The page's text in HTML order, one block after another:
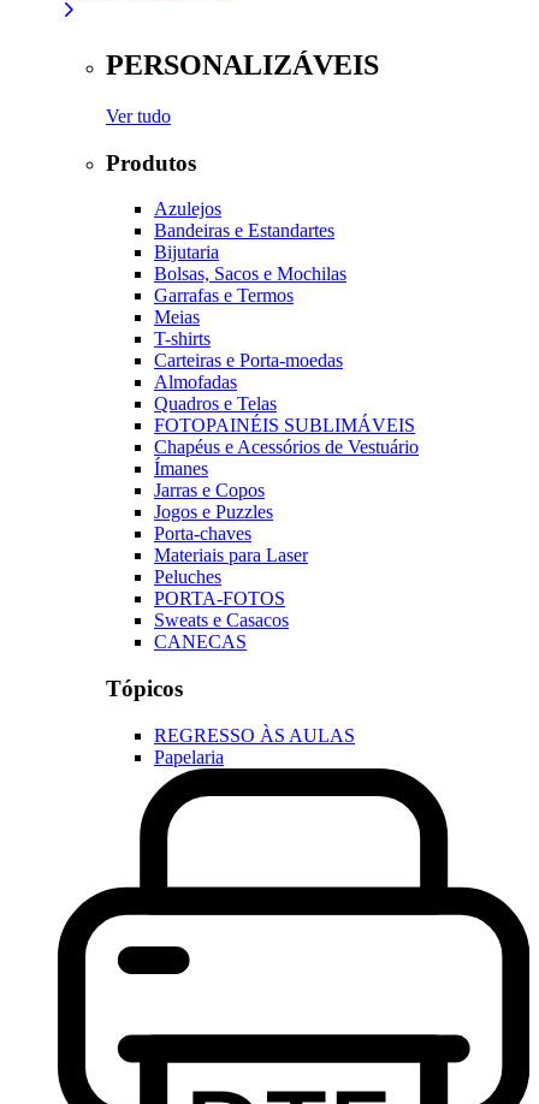
PERSONALIZÁVEIS
Ver tudo
Produtos
Azulejos
Bandeiras e Estandartes
Bijutaria
Bolsas, Sacos e Mochilas
Garrafas e Termos
Meias
T-shirts
Carteiras e Porta-moedas
Almofadas
Quadros e Telas
FOTOPAINÉIS SUBLIMÁVEIS
Chapéus e Acessórios de Vestuário
Ímanes
Jarras e Copos
Jogos e Puzzles
Porta-chaves
Materiais para Laser
Peluches
PORTA-FOTOS
Sweats e Casacos
CANECAS
Tópicos
REGRESSO ÀS AULAS
Papelaria